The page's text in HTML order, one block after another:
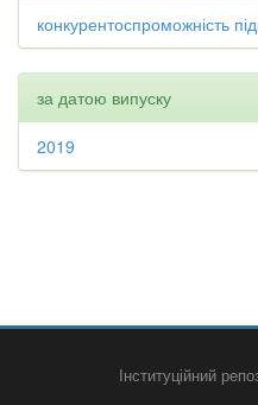
конкурентоспроможність
за датою випуску
2019
Інституційний